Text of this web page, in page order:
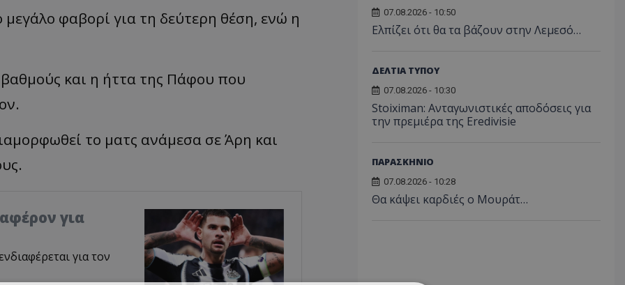
φαβορί για τη δεύτερη θέση, ενώ η
και η ήττα της Πάφου που
το ματς ανάμεσα σε Άρη και
για
για τον
07.08.2026 - 10:50
Ελπίζει ότι θα τα βάζουν στην Λεμεσό…
ΔΕΛΤΙΑ ΤΥΠΟΥ
07.08.2026 - 10:30
Stoiximan: Ανταγωνιστικές αποδόσεις για
την πρεμιέρα της Eredivisie
ΠΑΡΑΣΚΗΝΙΟ
07.08.2026 - 10:28
Θα κάψει καρδιές ο Μουράτ…